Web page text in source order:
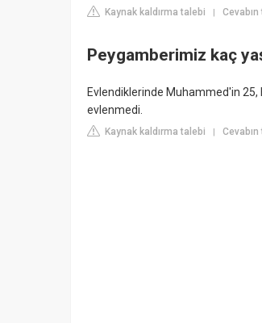
Kaynak kaldırma talebi |
Peygamberimiz kaç
Evlendiklerinde Muhammed'in 25,
evlenmedi.
Kaynak kaldırma talebi |